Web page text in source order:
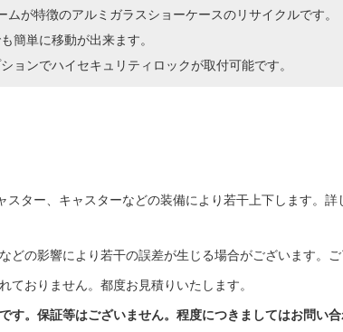
が特徴のアルミガラスショーケースのリサイクルです。
簡単に移動が出来ます。
ョンでハイセキュリティロックが取付可能です。
スター、キャスターなどの装備により若干上下します。詳
どの影響により若干の誤差が生じる場合がございます。ご
ておりません。都度お見積りいたします。
す。保証等はございません。程度につきましてはお問い合